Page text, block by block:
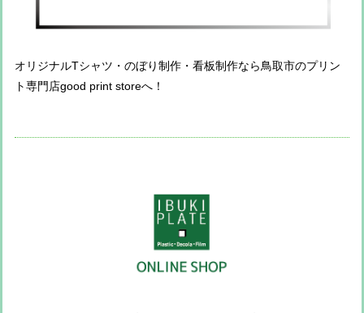
オリジナルTシャツ・のぼり制作・看板制作なら鳥取市のプリン
ト専門店good print storeへ！